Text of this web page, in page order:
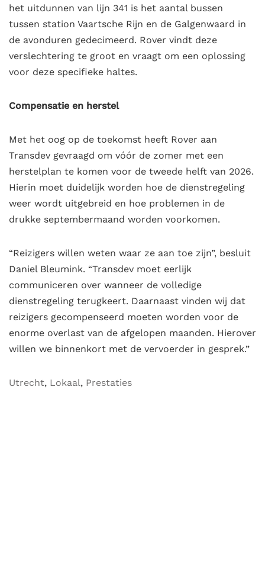
het uitdunnen van lijn 341 is het aantal bussen
tussen station Vaartsche Rijn en de Galgenwaard in
de avonduren gedecimeerd. Rover vindt deze
verslechtering te groot en vraagt om een oplossing
voor deze specifieke haltes.
Compensatie en herstel
Met het oog op de toekomst heeft Rover aan
Transdev gevraagd om vóór de zomer met een
herstelplan te komen voor de tweede helft van 2026.
Hierin moet duidelijk worden hoe de dienstregeling
weer wordt uitgebreid en hoe problemen in de
drukke septembermaand worden voorkomen.
“Reizigers willen weten waar ze aan toe zijn”, besluit
Daniel Bleumink. “Transdev moet eerlijk
communiceren over wanneer de volledige
dienstregeling terugkeert. Daarnaast vinden wij dat
reizigers gecompenseerd moeten worden voor de
enorme overlast van de afgelopen maanden. Hierover
willen we binnenkort met de vervoerder in gesprek.”
Utrecht, Lokaal, Prestaties